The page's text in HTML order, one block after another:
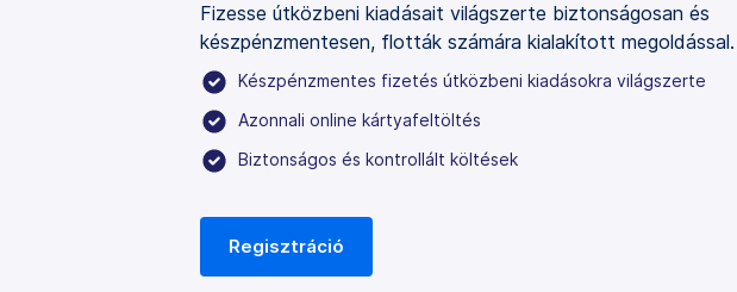
Fizesse útközbeni kiadásait világszerte biztonságosan és
készpénzmentesen, flották számára kialakított megoldással.
Készpénzmentes fizetés útközbeni kiadásokra világszerte
Azonnali online kártyafeltöltés
Biztonságos és kontrollált költések
Regisztráció